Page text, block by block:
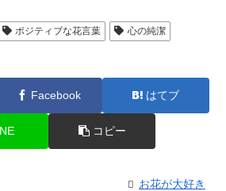
ポジティブな花言葉
心の純潔
Facebook はてブ
コピー
お花が大好き